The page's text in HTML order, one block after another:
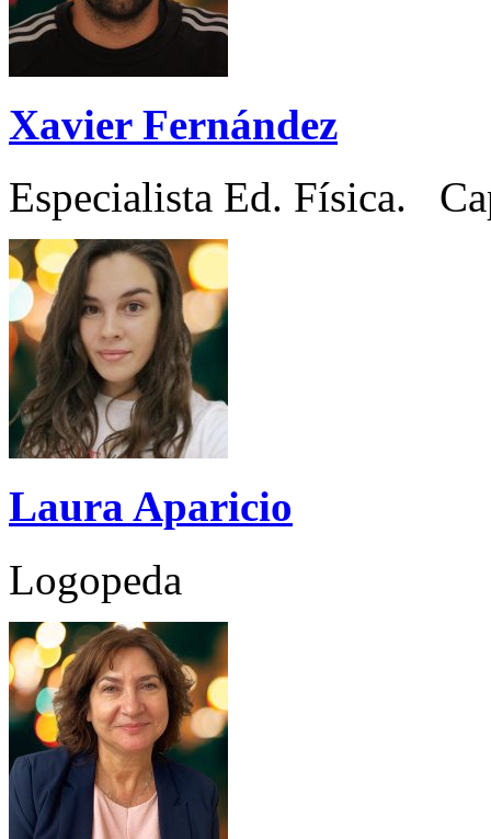
Xavier Fernández
Especialista Ed. Física.
Laura Aparicio
Logopeda